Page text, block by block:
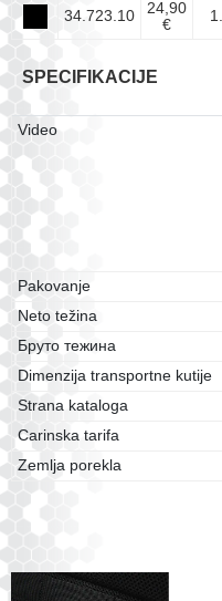
34.723.10
24,90
€
SPECIFIKACIJE
Video
Pakovanje
Neto težina
Бруто тежина
Dimenzija transportne kutije
Strana kataloga
Carinska tarifa
Zemlja porekla